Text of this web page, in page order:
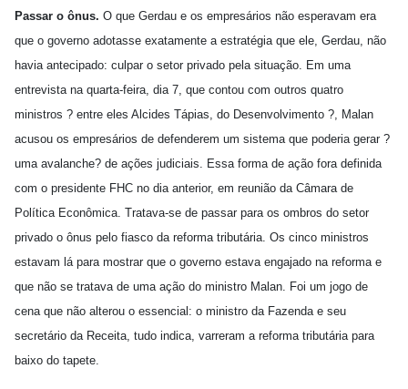
Passar o ônus. O que Gerdau e os empresários não esperavam era
que o governo adotasse exatamente a estratégia que ele, Gerdau, não
havia antecipado: culpar o setor privado pela situação. Em uma
entrevista na quarta-feira, dia 7, que contou com outros quatro
ministros ? entre eles Alcides Tápias, do Desenvolvimento ?, Malan
acusou os empresários de defenderem um sistema que poderia gerar ?
uma avalanche? de ações judiciais. Essa forma de ação fora definida
com o presidente FHC no dia anterior, em reunião da Câmara de
Política Econômica. Tratava-se de passar para os ombros do setor
privado o ônus pelo fiasco da reforma tributária. Os cinco ministros
estavam lá para mostrar que o governo estava engajado na reforma e
que não se tratava de uma ação do ministro Malan. Foi um jogo de
cena que não alterou o essencial: o ministro da Fazenda e seu
secretário da Receita, tudo indica, varreram a reforma tributária para
baixo do tapete.